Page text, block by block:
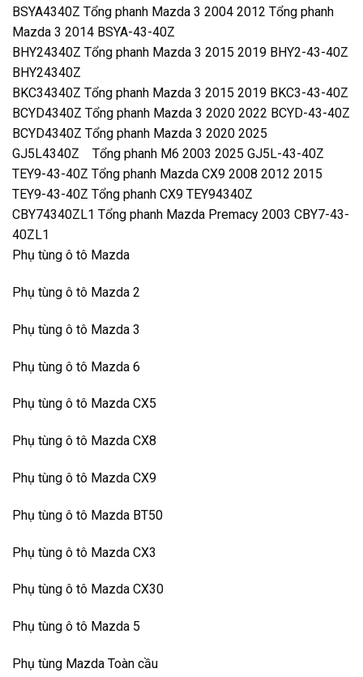
BSYA4340Z Tổng phanh Mazda 3 2004 2012 Tổng phanh
Mazda 3 2014 BSYA-43-40Z
BHY24340Z Tổng phanh Mazda 3 2015 2019 BHY2-43-40Z
BHY24340Z
BKC34340Z Tổng phanh Mazda 3 2015 2019 BKC3-43-40Z
BCYD4340Z Tổng phanh Mazda 3 2020 2022 BCYD-43-40Z
BCYD4340Z Tổng phanh Mazda 3 2020 2025
GJ5L4340Z Tổng phanh M6 2003 2025 GJ5L-43-40Z
TEY9-43-40Z Tổng phanh Mazda CX9 2008 2012 2015
TEY9-43-40Z Tổng phanh CX9 TEY94340Z
CBY74340ZL1 Tổng phanh Mazda Premacy 2003 CBY7-43-
40ZL1
Phụ tùng ô tô Mazda
Phụ tùng ô tô Mazda 2
Phụ tùng ô tô Mazda 3
Phụ tùng ô tô Mazda 6
Phụ tùng ô tô Mazda CX5
Phụ tùng ô tô Mazda CX8
Phụ tùng ô tô Mazda CX9
Phụ tùng ô tô Mazda BT50
Phụ tùng ô tô Mazda CX3
Phụ tùng ô tô Mazda CX30
Phụ tùng ô tô Mazda 5
Phụ tùng Mazda Toàn cầu